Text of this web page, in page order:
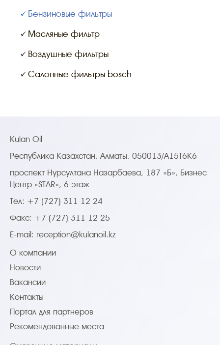
Бензиновые фильтры
Масляные фильтр
Воздушные фильтры
Салонные фильтры bosch
Kulan Oil
Республика Казахстан, Алматы, 050013/A15T6K6
проспект Нурсултана Назарбаева, 187 «Б», Бизнес
Центр «STAR», 6 этаж
Тел: +7 (727) 311 12 24
Факс: +7 (727) 311 12 25
E-mail: reception@kulanoil.kz
О компании
Новости
Вакансии
Контакты
Портал для партнеров
Рекомендованные места